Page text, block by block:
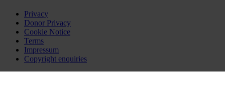
Privacy
Donor Privacy
Cookie Notice
Terms
Impressum
Copyright enquiries